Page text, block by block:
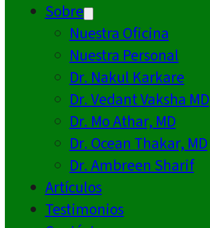
Sobre
Nuestra Oficina
Nuestra Personal
Dr. Nakul Karkare
Dr. Vedant Vaksha MD
Dr. Mo Athar, MD
Dr. Ocean Thakar, MD
Dr. Ambreen Sharif
Artículos
Testimonios